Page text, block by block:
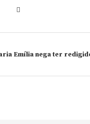
Emília nega ter